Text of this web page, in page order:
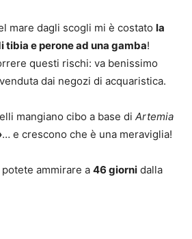
mare dagli scogli mi è costato la
e perone ad una gamba!
questi rischi: va benissimo
dai negozi di acquaristica.
mangiano cibo a base di Artemia
… e crescono che è una meraviglia!
ammirare a 46 giorni dalla